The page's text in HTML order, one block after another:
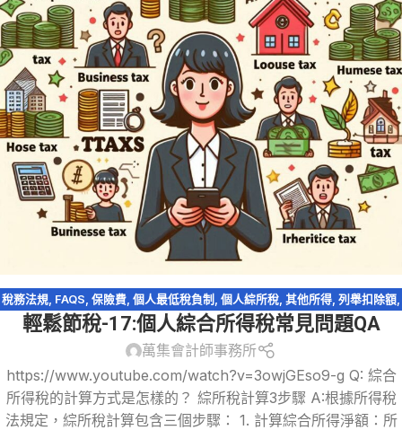
稅務法規 FAQS 保險費 個人最低稅負制 個人綜所稅 其他所得 列舉扣除額
執行業務所得,幼兒學前扣除額 ,扶養親屬扣除額,教育學費特別扣除額,綜所稅
薪資所得,購屋貸款利息,輕鬆節稅,輕鬆節稅-綜所稅
輕鬆節稅-17:個人綜合所得稅常見問題QA
萬集會計師事務所
https://www.youtube.com/watch?v=3owjGEso9-g Q: 綜合
所得稅的計算方式是怎樣的？ 綜所稅計算3步驟 A:根據所得稅
法規定，綜所稅計算包含三個步驟： 1. 計算綜合所得淨額：所